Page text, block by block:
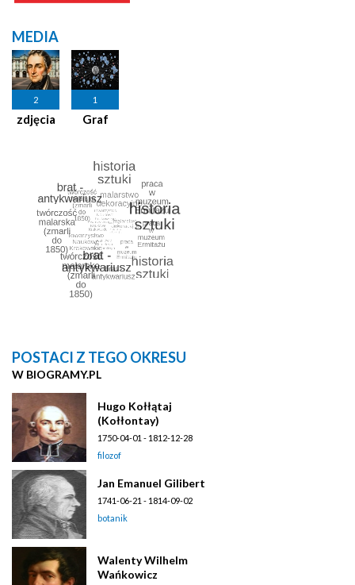
MEDIA
2
zdjęcia
1
Graf
POSTACI Z TEGO OKRESU
W BIOGRAMY.PL
Hugo Kołłątaj
(Kołłontay)
1750-04-01 - 1812-12-28
filozof
Jan Emanuel Gilibert
1741-06-21 - 1814-09-02
botanik
Walenty Wilhelm
Wańkowicz